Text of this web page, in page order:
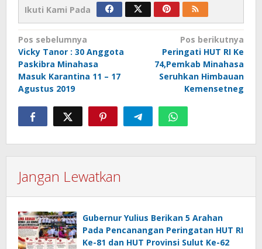
Ikuti Kami Pada
Navigasi
pos
Pos sebelumnya
Vicky Tanor : 30 Anggota
Paskibra Minahasa
Masuk Karantina 11 – 17
Agustus 2019
Pos berikutnya
Peringati HUT RI Ke
74,Pemkab Minahasa
Seruhkan Himbauan
Kemensetneg
Jangan Lewatkan
Gubernur Yulius Berikan 5 Arahan
Pada Pencanangan Peringatan HUT RI
Ke-81 dan HUT Provinsi Sulut Ke-62